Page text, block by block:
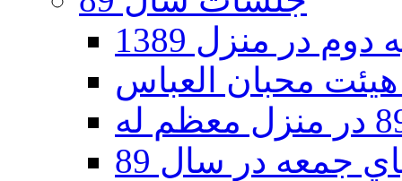
در منزل 1389
جمعه در سال 89